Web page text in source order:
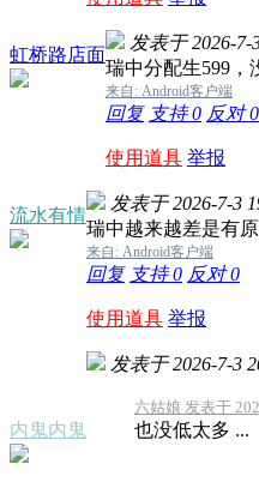
虹桥路店面
发表于 2026-7-
瑞中分配生599，
来自: Android客户端
回复 支持0 反对0
使用道具 举报
流水有情
发表于 2026-7-3
瑞中越来越差是有
来自: Android客户端
回复 支持0 反对0
使用道具 举报
内鬼内鬼
发表于 2026-7-3
六姑娘 发表于
也没低太多 ...